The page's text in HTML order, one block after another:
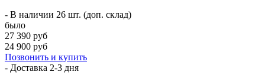
- В наличии 26 шт. (доп. склад)
было
27 390 руб
24 900 руб
Позвонить и купить
- Доставка 2-3 дня